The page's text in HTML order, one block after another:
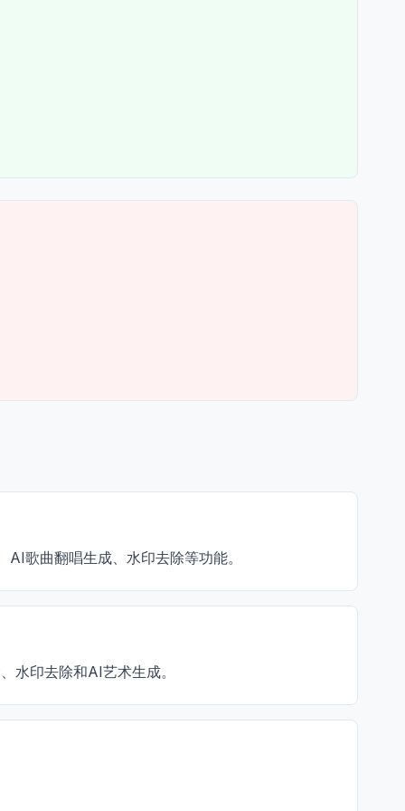
歌曲翻唱生成、水印去除等功能。
水印去除和AI艺术生成。